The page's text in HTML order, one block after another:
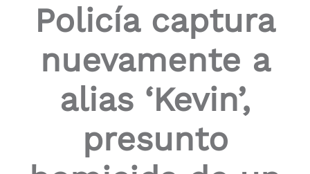
Policía captura
nuevamente a
alias ‘Kevin’,
presunto